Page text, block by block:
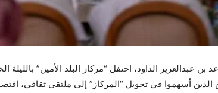
عبدالعزيز الداود، احتفل “مركاز البلد الأمين”
أسهموا في تحويل “المركاز” إلى ملتقى ثقافي،